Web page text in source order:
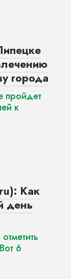
города
пройдет
к
Как
день
6